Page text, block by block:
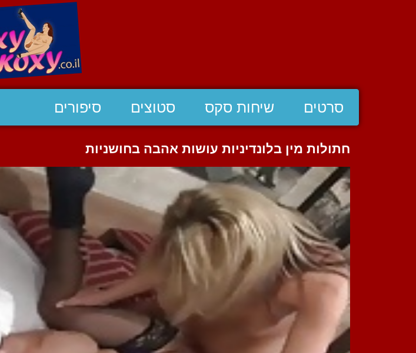
סרטים שיחות סקס סטוצים סיפורים
חתולות מין בלונדיניות עושות אהבה בחושניות